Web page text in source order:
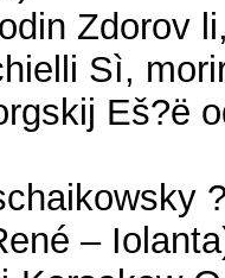
Zdorov
Sì,
Eš?ë
–